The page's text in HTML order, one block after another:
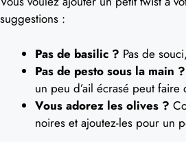
suggestions :
Pas de basilic ? Pas de
Pas de pesto sous la main ?
un peu d’ail écrasé peut faire
Vous adorez les olives ?
noires et ajoutez-les pour un